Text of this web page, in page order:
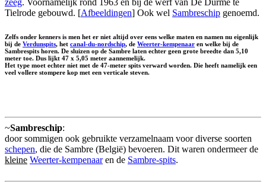
Tielrode gebouwd. [Afbeeldingen] Ook wel Sambreschip genoemd.
Zelfs onder kenners is men het er niet altijd over eens welke maten en namen nu eigenlijk
bij de Verdunspits, het canal-du-nordschip, de Weerter-kempenaar en welke bij de
Sambrespits horen. De sluizen op de Sambre laten echter geen grote breedte dan 5,10
meter toe. Dus lijkt 47 x 5,05 meter aannemelijk.
Het type moet echter niet met de 47-meter spits verward worden. Die heeft namelijk een
veel vollere stompere kop met een verticale steven.
~Sambreschip:
door sommigen ook gebruikte verzamelnaam voor diverse soorten
schepen, die de Sambre (België) bevoeren. Dit waren ondermeer de
kleine Weerter-kempenaaren de Sambre-spits.